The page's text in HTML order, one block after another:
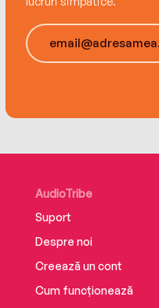
AudioTribe
Suport
Despre noi
Creează un cont
Cum funcționează